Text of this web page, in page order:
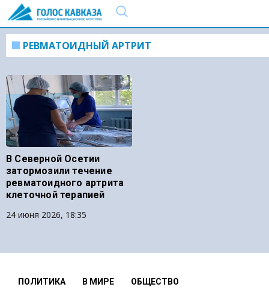
РЕВМАТОИДНЫЙ АРТРИТ
В Северной Осетии
затормозили течение
ревматоидного артрита
клеточной терапией
24 июня 2026, 18:35
ПОЛИТИКА В МИРЕ ОБЩЕСТВО